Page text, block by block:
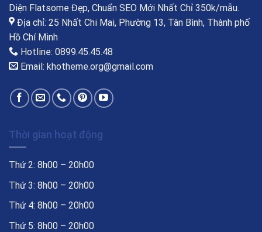
Diện Flatsome Đẹp, Chuẩn SEO Mới Nhất Chỉ 350k/mẫu.
Địa chỉ: 25 Nhất Chi Mai, Phường 13, Tân Bình, Thành phố
Hồ Chí Minh
Hotline: 0899.45.45.48
Email: khotheme.org@gmail.com
Thời gian hoạt động
Thứ 2: 8h00 – 20h00
Thứ 3: 8h00 – 20h00
Thứ 4: 8h00 – 20h00
Thứ 5: 8h00 – 20h00